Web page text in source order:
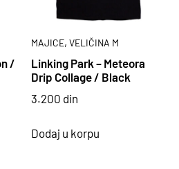
/
MAJICE, VELIČINA M
Linking Park – Meteora
Drip Collage / Black
3.200 din
Dodaj u korpu